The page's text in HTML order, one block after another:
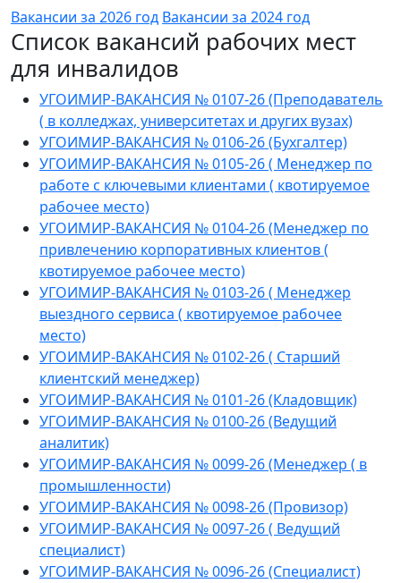
Вакансии за 2026 год Вакансии за 2024 год
Список вакансий рабочих мест
для инвалидов
УГОИМИР-ВАКАНСИЯ № 0107-26 (Преподаватель
( в колледжах, университетах и других вузах)
УГОИМИР-ВАКАНСИЯ № 0106-26 (Бухгалтер)
УГОИМИР-ВАКАНСИЯ № 0105-26 ( Менеджер по
работе с ключевыми клиентами ( квотируемое
рабочее место)
УГОИМИР-ВАКАНСИЯ № 0104-26 (Менеджер по
привлечению корпоративных клиентов (
квотируемое рабочее место)
УГОИМИР-ВАКАНСИЯ № 0103-26 ( Менеджер
выездного сервиса ( квотируемое рабочее
место)
УГОИМИР-ВАКАНСИЯ № 0102-26 ( Старший
клиентский менеджер)
УГОИМИР-ВАКАНСИЯ № 0101-26 (Кладовщик)
УГОИМИР-ВАКАНСИЯ № 0100-26 (Ведущий
аналитик)
УГОИМИР-ВАКАНСИЯ № 0099-26 (Менеджер ( в
промышленности)
УГОИМИР-ВАКАНСИЯ № 0098-26 (Провизор)
УГОИМИР-ВАКАНСИЯ № 0097-26 ( Ведущий
специалист)
УГОИМИР-ВАКАНСИЯ № 0096-26 (Специалист)